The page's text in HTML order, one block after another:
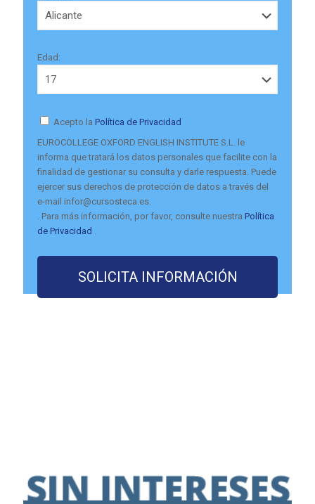
Edad:
Acepto la Política de Privacidad
EUROCOLLEGE OXFORD ENGLISH INSTITUTE S.L. le
informa que tratará los datos personales que facilite con la
finalidad de gestionar su consulta y darle respuesta. Puede
ejercer sus derechos de protección de datos a través del
e-mail infor@cursosteca.es.
. Para más información, por favor, consulte nuestra Política
de Privacidad